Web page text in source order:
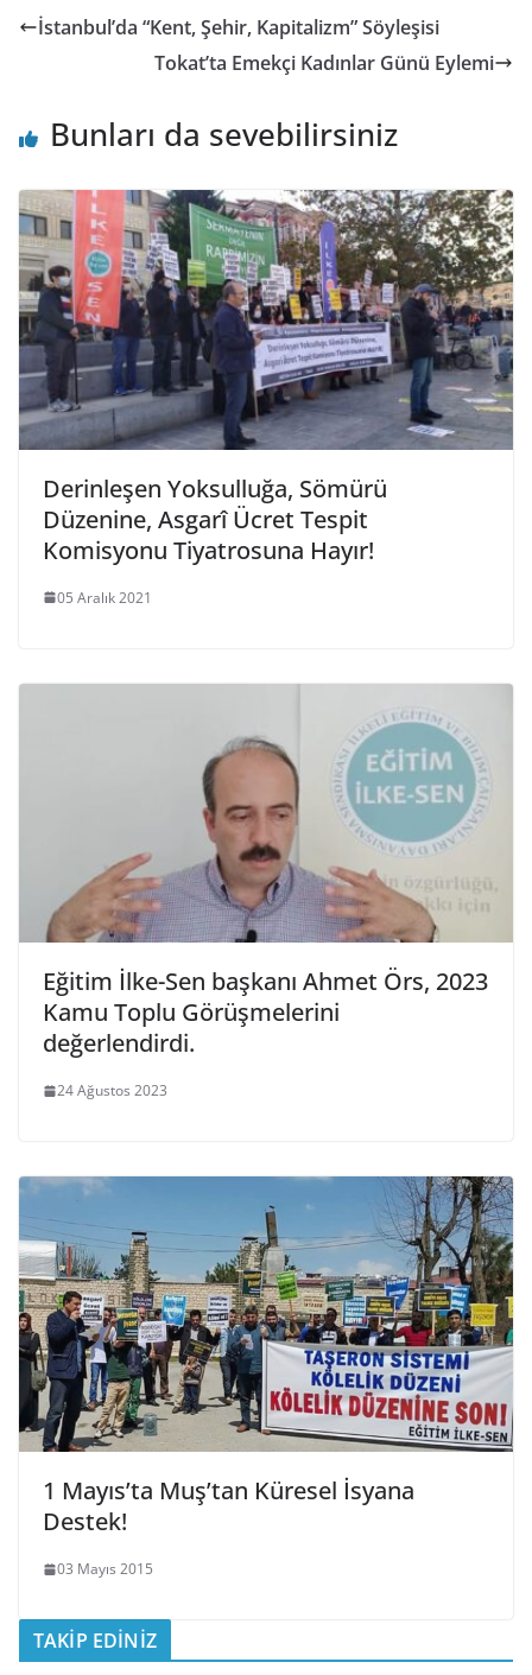
İstanbul’da “Kent, Şehir, Kapitalizm” Söyleşisi
Tokat’ta Emekçi Kadınlar Günü Eylemi
Bunları da sevebilirsiniz
Derinleşen Yoksulluğa, Sömürü
Düzenine, Asgarî Ücret Tespit
Komisyonu Tiyatrosuna Hayır!
05 Aralık 2021
Eğitim İlke-Sen başkanı Ahmet Örs, 2023
Kamu Toplu Görüşmelerini
değerlendirdi.
24 Ağustos 2023
1 Mayıs’ta Muş’tan Küresel İsyana
Destek!
03 Mayıs 2015
TAKİP EDİNİZ